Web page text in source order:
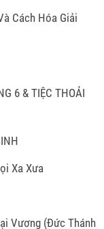
Cách Hóa Giải
6 & TIỆC THOẢI
Xa Xưa
Vương (Đức Thánh